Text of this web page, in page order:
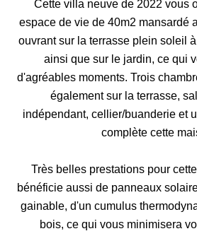
Cette villa neuve de 2022 vous
espace de vie de 40m2 mansardé
ouvrant sur la terrasse plein soleil
ainsi que sur le jardin, ce qui
d'agréables moments. Trois
également sur la terrasse,
indépendant, cellier/buanderie et
complète cette
Très belles prestations pour
bénéficie aussi de panneaux
gainable, d'un cumulus
bois, ce qui vous minimisera